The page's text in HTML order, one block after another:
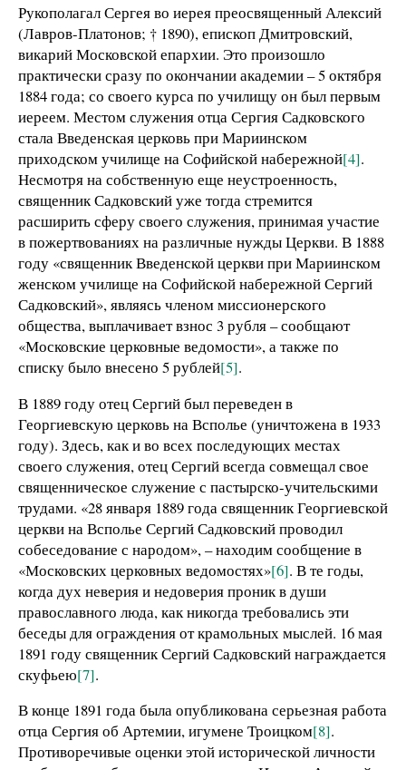
Рукополагал Сергея во иерея преосвященный Алексий
(Лавров-Платонов; † 1890), епископ Дмитровский,
викарий Московской епархии. Это произошло
практически сразу по окончании академии – 5 октября
1884 года; со своего курса по училищу он был первым
иереем. Местом служения отца Сергия Садковского
стала Введенская церковь при Мариинском
приходском училище на Софийской набережной[4].
Несмотря на собственную еще неустроенность,
священник Садковский уже тогда стремится
расширить сферу своего служения, принимая участие
в пожертвованиях на различные нужды Церкви. В 1888
году «священник Введенской церкви при Мариинском
женском училище на Софийской набережной Сергий
Садковский», являясь членом миссионерского
общества, выплачивает взнос 3 рубля – сообщают
«Московские церковные ведомости», а также по
списку было внесено 5 рублей[5].
В 1889 году отец Сергий был переведен в
Георгиевскую церковь на Всполье (уничтожена в 1933
году). Здесь, как и во всех последующих местах
своего служения, отец Сергий всегда совмещал свое
священническое служение с пастырско-учительскими
трудами. «28 января 1889 года священник Георгиевской
церкви на Всполье Сергий Садковский проводил
собеседование с народом», – находим сообщение в
«Московских церковных ведомостях»[6]. В те годы,
когда дух неверия и недоверия проник в души
православного люда, как никогда требовались эти
беседы для ограждения от крамольных мыслей. 16 мая
1891 году священник Сергий Садковский награждается
скуфьею[7].
В конце 1891 года была опубликована серьезная работа
отца Сергия об Артемии, игумене Троицком[8].
Противоречивые оценки этой исторической личности